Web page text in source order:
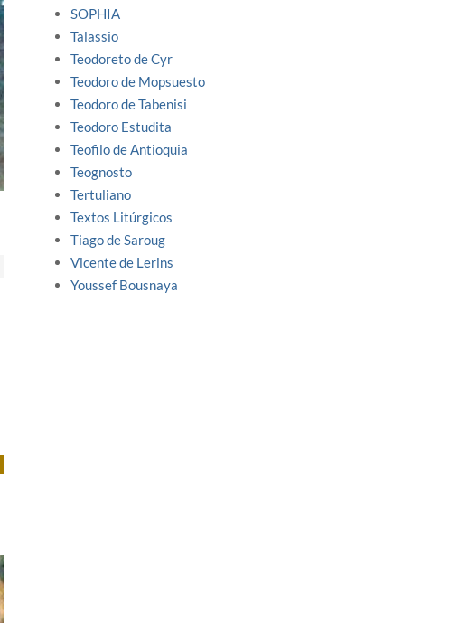
SOPHIA
Talassio
Teodoreto de Cyr
Teodoro de Mopsuesto
Teodoro de Tabenisi
Teodoro Estudita
Teofilo de Antioquia
Teognosto
Tertuliano
Textos Litúrgicos
Tiago de Saroug
Vicente de Lerins
Youssef Bousnaya